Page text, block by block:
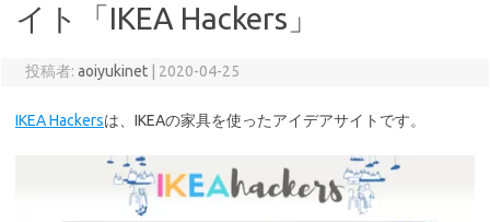
イト「IKEA Hackers」
投稿者: aoiyukinet 2020-04-25
IKEA Hackersは、IKEAの家具を使ったアイデアサイトです。